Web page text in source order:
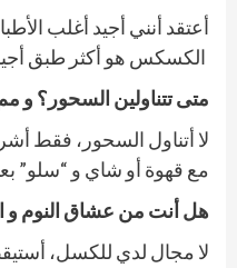
أعتقد أنني أجيد أغلب
الكسكس هو أكثر طبق
متى تتناولين السحور؟ و
لا أتناول السحور، فقط
مع قهوة أو شاي و “سلو”
هل أنت من عشاق النوم
لا مجال لدي للكسل،